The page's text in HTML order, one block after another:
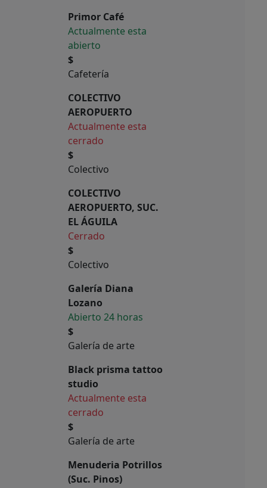
Primor Café
Actualmente esta
abierto
$
Cafetería
COLECTIVO
AEROPUERTO
Actualmente esta
cerrado
$
Colectivo
COLECTIVO
AEROPUERTO, SUC.
EL ÁGUILA
Cerrado
$
Colectivo
Galería Diana
Lozano
Abierto 24 horas
$
Galería de arte
Black prisma tattoo
studio
Actualmente esta
cerrado
$
Galería de arte
Menuderia Potrillos
(Suc. Pinos)